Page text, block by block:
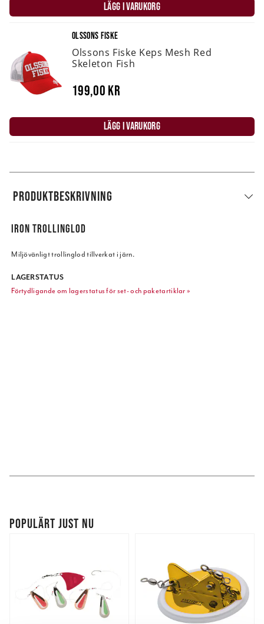
LÄGG I VARUKORG
OLSSONS FISKE
Olssons Fiske Keps Mesh Red
Skeleton Fish
199,00 kr
LÄGG I VARUKORG
PRODUKTBESKRIVNING
IRON TROLLINGLOD
Miljövänligt trollinglod tillverkat i järn.
LAGERSTATUS
Förtydligande om lagerstatus för set- och paketartiklar »
POPULÄRT JUST NU